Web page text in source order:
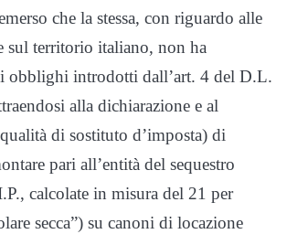
che la stessa, con riguardo alle
sul territorio italiano, non ha
obblighi introdotti dall’art. 4 del D.L.
alla dichiarazione e al
di sostituto d’imposta) di
pari all’entità del sequestro
calcolate in misura del 21 per
secca”) su canoni di locazione